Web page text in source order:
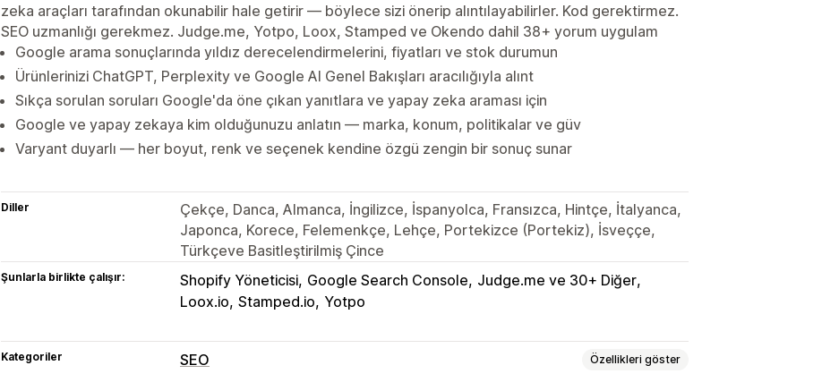
zeka araçları tarafından okunabilir hale getirir — böylece sizi önerip alıntılayabilirler. Kod gerektirmez.
SEO uzmanlığı gerekmez. Judge.me, Yotpo, Loox, Stamped ve Okendo dahil 38+ yorum uygulam
Google arama sonuçlarında yıldız derecelendirmelerini, fiyatları ve stok durumun
Ürünlerinizi ChatGPT, Perplexity ve Google AI Genel Bakışları aracılığıyla alınt
Sıkça sorulan soruları Google'da öne çıkan yanıtlara ve yapay zeka araması için
Google ve yapay zekaya kim olduğunuzu anlatın — marka, konum, politikalar ve güv
Varyant duyarlı — her boyut, renk ve seçenek kendine özgü zengin bir sonuç sunar
Diller
Çekçe, Danca, Almanca, İngilizce, İspanyolca, Fransızca, Hintçe, İtalyanca,
Japonca, Korece, Felemenkçe, Lehçe, Portekizce (Portekiz), İsveççe,
Türkçeve Basitleştirilmiş Çince
Şunlarla birlikte çalışır: Shopify Yöneticisi Google Search Console Judge.me ve 30+ Diğer
Loox.io Stamped.io Yotpo
Kategoriler SEO Özellikleri göster